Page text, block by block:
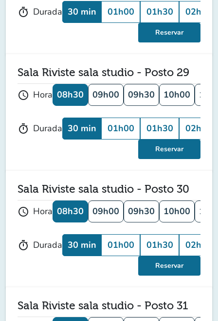
timer Durada 30 min 01h00 01h30 02h00
Reservar
Sala Riviste sala studio - Posto 29
schedule Hora 08h30 09h00 09h30 10h00
timer Durada 30 min 01h00 01h30 02h00
Reservar
Sala Riviste sala studio - Posto 30
schedule Hora 08h30 09h00 09h30 10h00
timer Durada 30 min 01h00 01h30 02h00
Reservar
Sala Riviste sala studio - Posto 31